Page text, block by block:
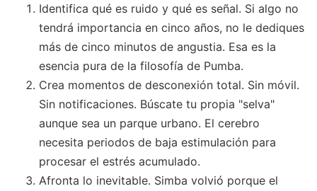
Identifica qué es ruido y qué es señal. Si algo no
tendrá importancia en cinco años, no le dediques
más de cinco minutos de angustia. Esa es la
esencia pura de la filosofía de Pumba.
Crea momentos de desconexión total. Sin móvil.
Sin notificaciones. Búscate tu propia "selva"
aunque sea un parque urbano. El cerebro
necesita periodos de baja estimulación para
procesar el estrés acumulado.
Afronta lo inevitable. Simba volvió porque el